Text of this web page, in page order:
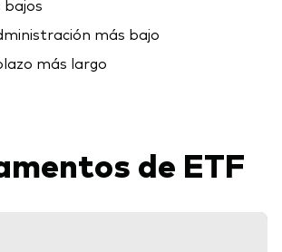
más bajo
más largo
de ETF